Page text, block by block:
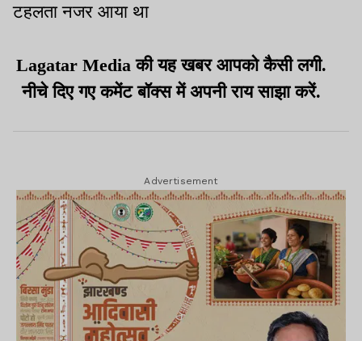
टहलता नजर आया था
Lagatar Media की यह खबर आपको कैसी लगी.
नीचे दिए गए कमेंट बॉक्स में अपनी राय साझा करें.
Advertisement